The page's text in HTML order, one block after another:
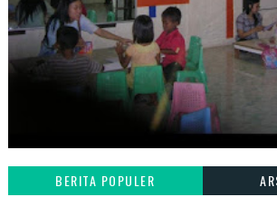
BERITA POPULER